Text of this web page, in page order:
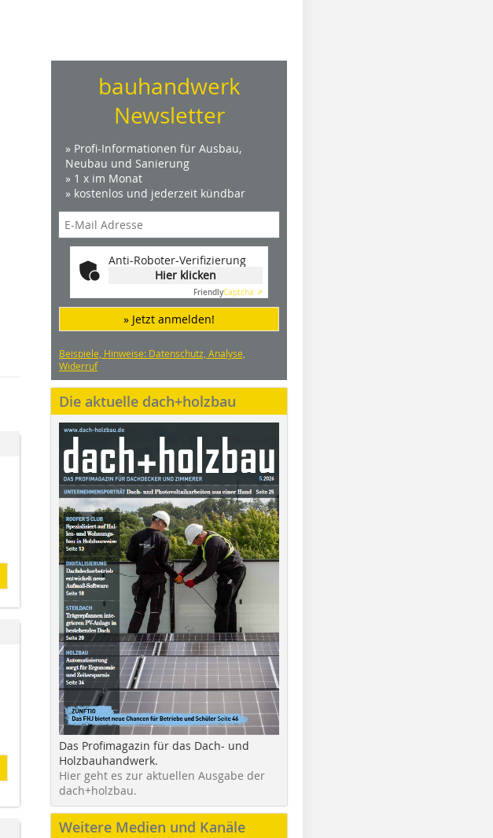
bauhandwerk
Newsletter
» Profi-Informationen für Ausbau,
Neubau und Sanierung
» 1 x im Monat
» kostenlos und jederzeit kündbar
Anti-Roboter-Verifizierung
Hier klicken
FriendlyCaptcha ⇗
» Jetzt anmelden!
Beispiele, Hinweise: Datenschutz, Analyse,
Widerruf
Die aktuelle dach+holzbau
Das Profimagazin für das Dach- und
Holzbauhandwerk.
Hier geht es zur aktuellen Ausgabe der
dach+holzbau.
Weitere Medien und Kanäle